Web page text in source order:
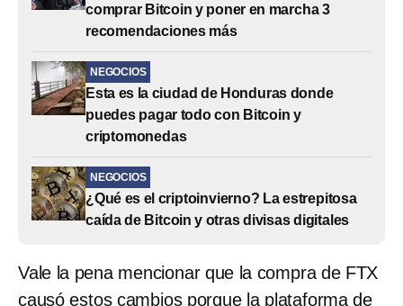
comprar Bitcoin y poner en marcha 3
recomendaciones más
NEGOCIOS
Esta es la ciudad de Honduras donde
puedes pagar todo con Bitcoin y
criptomonedas
NEGOCIOS
¿Qué es el criptoinvierno? La estrepitosa
caída de Bitcoin y otras divisas digitales
Vale la pena mencionar que la compra de FTX
causó estos cambios porque la plataforma de